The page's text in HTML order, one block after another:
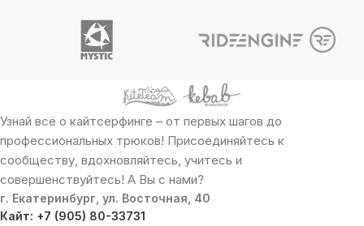
Узнай всё о кайтсерфинге – от первых шагов до
профессиональных трюков! Присоединяйтесь к
сообществу, вдохновляйтесь, учитесь и
совершенствуйтесь! А Вы с нами?
г. Екатеринбург, ул. Восточная, 40
Кайт: +7 (905) 80-33731